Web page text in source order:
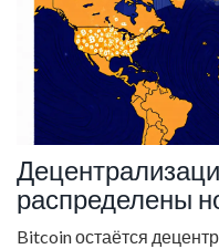
распределены
в 2025 году
Bitcoin остаётся